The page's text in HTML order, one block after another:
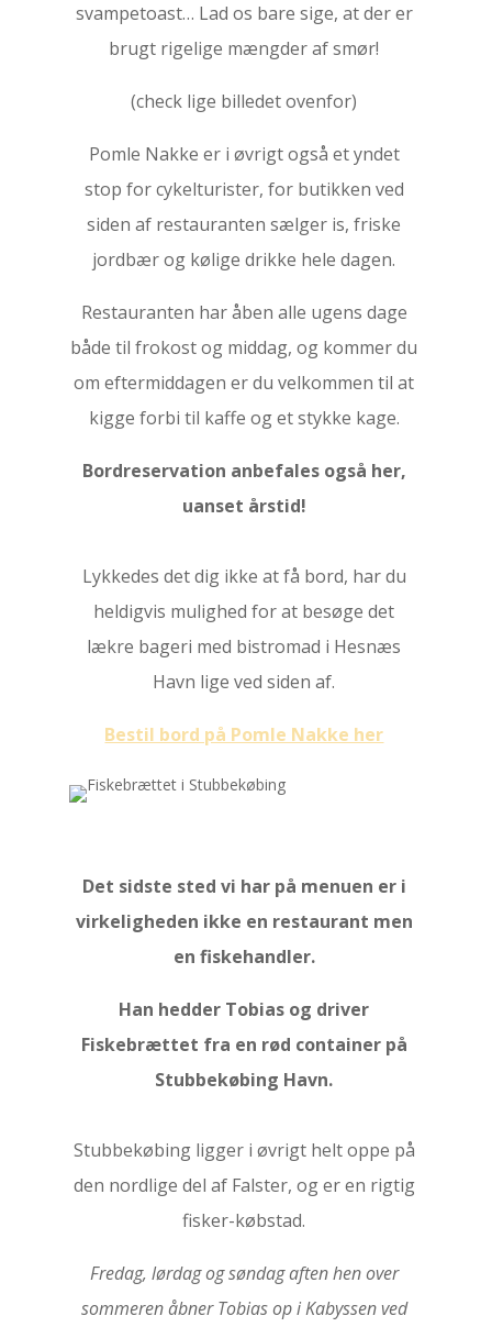
svampetoast… Lad os bare sige, at der er
brugt rigelige mængder af smør!
(check lige billedet ovenfor)
Pomle Nakke er i øvrigt også et yndet
stop for cykelturister, for butikken ved
siden af restauranten sælger is, friske
jordbær og kølige drikke hele dagen.
Restauranten har åben alle ugens dage
både til frokost og middag, og kommer du
om eftermiddagen er du velkommen til at
kigge forbi til kaffe og et stykke kage.
Bordreservation anbefales også her,
uanset årstid!
Lykkedes det dig ikke at få bord, har du
heldigvis mulighed for at besøge det
lækre bageri med bistromad i Hesnæs
Havn lige ved siden af.
Bestil bord på Pomle Nakke her
Det sidste sted vi har på menuen er i
virkeligheden ikke en restaurant men
en fiskehandler.
Han hedder Tobias og driver
Fiskebrættet fra en rød container på
Stubbekøbing Havn.
Stubbekøbing ligger i øvrigt helt oppe på
den nordlige del af Falster, og er en rigtig
fisker-købstad.
Fredag, lørdag og søndag aften hen over
sommeren åbner Tobias op i Kabyssen ved